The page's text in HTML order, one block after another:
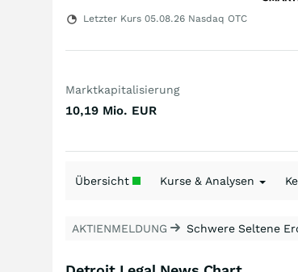
Letzter Kurs 05.08.26 Nasdaq OTC
Marktkapitalisierung
10,19 Mio. EUR
Übersicht Kurse & Analysen
AKTIENMELDUNG Schwere Seltene